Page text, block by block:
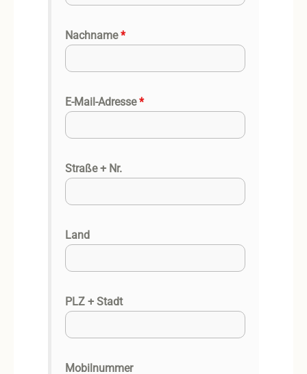
Nachname*
E-Mail-Adresse*
Straße + Nr.
Land
PLZ + Stadt
Mobilnummer